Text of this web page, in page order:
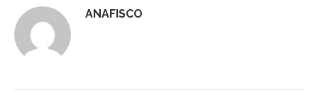
ANAFISCO